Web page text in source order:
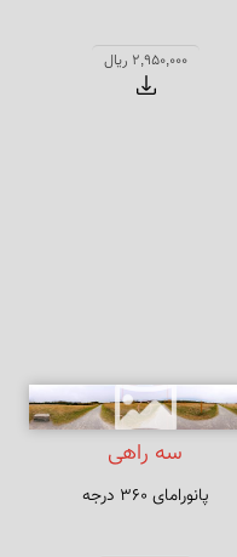
2,950,000 ریال
سه راهی
پانورامای ۳۶۰ درجه